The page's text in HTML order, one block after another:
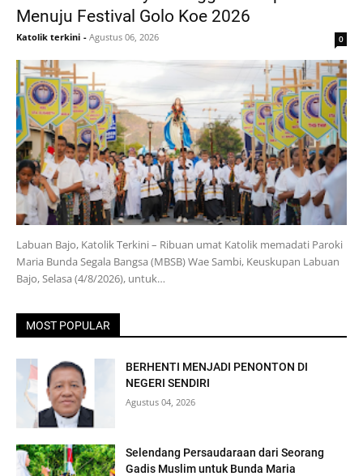
Menuju Festival Golo Koe 2026
Katolik terkini - Agustus 06, 2026 0
Labuan Bajo, Katolik Terkini – Ribuan umat Katolik memadati Paroki
Maria Bunda Segala Bangsa (MBSB) Wae Sambi, Keuskupan Labuan
Bajo, Selasa (4/8/2026), untuk…
MOST POPULAR
BERHENTI MENJADI PENONTON DI
NEGERI SENDIRI
Agustus 04, 2026
Selendang Persaudaraan dari Seorang
Gadis Muslim untuk Bunda Maria